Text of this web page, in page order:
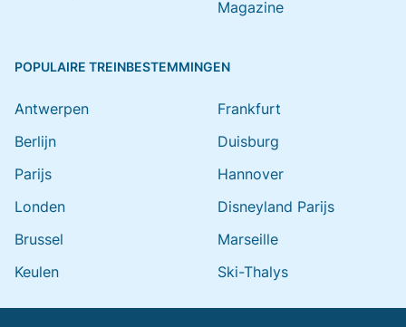
Magazine
POPULAIRE TREINBESTEMMINGEN
Antwerpen
Berlijn
Parijs
Londen
Brussel
Keulen
Frankfurt
Duisburg
Hannover
Disneyland Parijs
Marseille
Ski-Thalys